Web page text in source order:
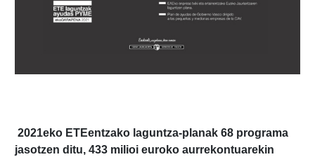
2021eko ETEentzako laguntza-planak 68 programa
jasotzen ditu, 433 milioi euroko aurrekontuarekin